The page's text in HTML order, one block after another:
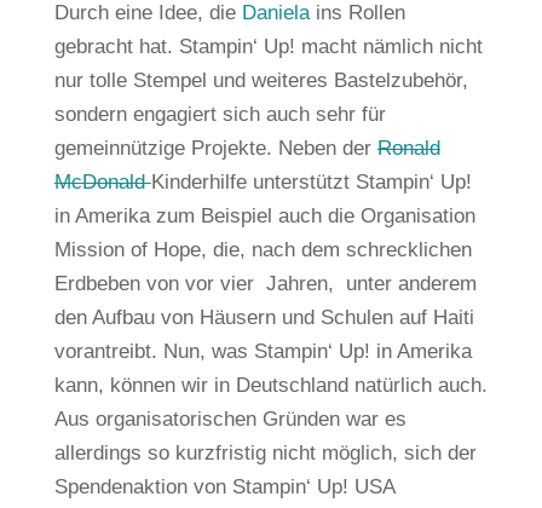
Durch eine Idee, die Danielains Rollen
gebracht hat. Stampin‘ Up! macht nämlich nicht
nur tolle Stempel und weiteres Bastelzubehör,
sondern engagiert sich auch sehr für
gemeinnützige Projekte. Neben derRonald
McDonaldKinderhilfe unterstützt Stampin‘ Up!
in Amerika zum Beispiel auch die Organisation
Mission of Hope, die, nach dem schrecklichen
Erdbeben von vor vier Jahren, unter anderem
den Aufbau von Häusern und Schulen auf Haiti
vorantreibt. Nun, was Stampin‘ Up! in Amerika
kann, können wir in Deutschland natürlich auch.
Aus organisatorischen Gründen war es
allerdings so kurzfristig nicht möglich, sich der
Spendenaktion von Stampin‘ Up! USA